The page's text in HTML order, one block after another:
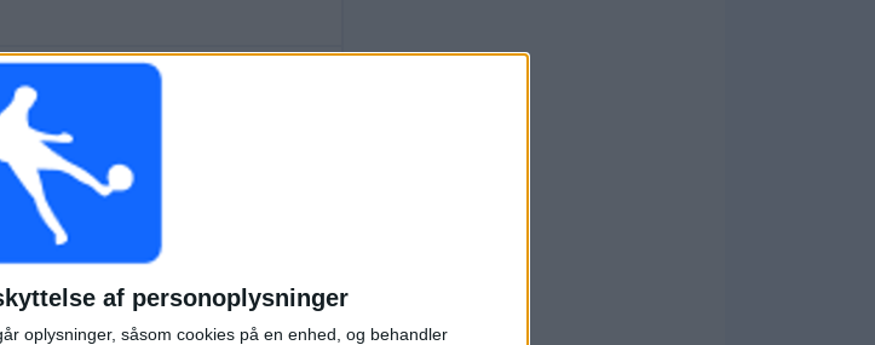
af personoplysninger
oplysninger, såsom cookies på en enhed, og behandler
UTEN GRATIS
KAMP
TOTAL
MAKSIMUM